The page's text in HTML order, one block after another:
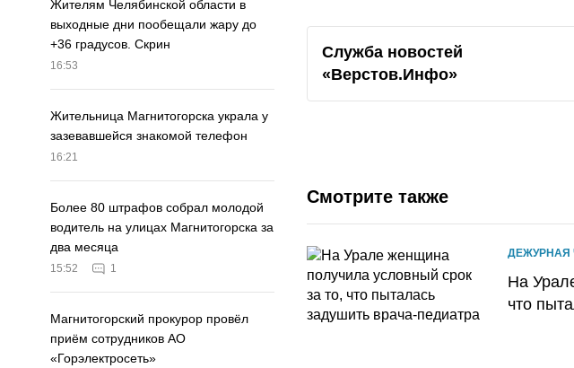
Жителям Челябинской области в
выходные дни пообещали жару до
+36 градусов. Скрин
16:53
Жительница Магнитогорска украла у
зазевавшейся знакомой телефон
16:21
Более 80 штрафов собрал молодой
водитель на улицах Магнитогорска за
два месяца
15:52 1
Магнитогорский прокурор провёл
приём сотрудников АО
«Горэлектросеть»
Служба новостей
«Верстов.Инфо»
Смотрите также
ДЕЖУРНАЯ
На
что